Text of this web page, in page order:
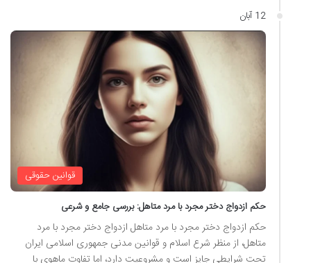
12 آبان
قوانین حقوقی
حکم ازدواج دختر مجرد با مرد متاهل: بررسی جامع و شرعی
حکم ازدواج دختر مجرد با مرد متاهل ازدواج دختر مجرد با مرد
متاهل، از منظر شرع اسلام و قوانین مدنی جمهوری اسلامی ایران